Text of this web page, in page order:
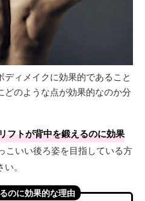
ィメイクに効果的であること
のような点が効果的なのか分
フトが背中を鍛えるのに効果
こいい後ろ姿を目指している方
。
のに効果的な理由